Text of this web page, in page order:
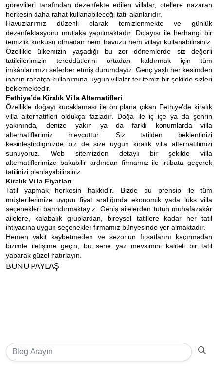
görevlileri tarafından dezenfekte edilen villalar, otellere nazaran
herkesin daha rahat kullanabileceği tatil alanlarıdır.
Havuzlarımız düzenli olarak temizlenmekte ve günlük
dezenfektasyonu mutlaka yapılmaktadır. Dolayısı ile herhangi bir
temizlik korkusu olmadan hem havuzu hem villayı kullanabilirsiniz.
Özellikle ülkemizin yaşadığı bu zor dönemlerde siz değerli
tatilcilerimizin tereddütlerini ortadan kaldırmak için tüm
imkânlarımızı seferber etmiş durumdayız. Genç yaşlı her kesimden
inanın rahatça kullanımına uygun villalar ter temiz bir şekilde sizleri
beklemektedir.
Fethiye’de Kiralık Villa Alternatifleri
Özellikle doğayı kucaklaması ile ön plana çıkan Fethiye’de kiralık
villa alternatifleri oldukça fazladır. Doğa ile iç içe ya da şehrin
yakınında, denize yakın ya da farklı konumlarda villa
alternatiflerimiz mevcuttur. Siz tatilden beklentinizi
kesinleştirdiğinizde biz de size uygun kiralık villa alternatifimizi
sunuyoruz. Web sitemizden detaylı bir şekilde villa
alternatiflerimize bakabilir ardından firmamız ile irtibata geçerek
tatilinizi planlayabilirsiniz.
Kiralık Villa Fiyatları
Tatil yapmak herkesin hakkıdır. Bizde bu prensip ile tüm
müşterilerimize uygun fiyat aralığında ekonomik yada lüks villa
seçenekleri barındırmaktayız. Geniş ailelerden tutun muhafazakâr
ailelere, kalabalık gruplardan, bireysel tatillere kadar her tatil
ihtiyacına uygun seçenekler firmamız bünyesinde yer almaktadır.
Hemen vakit kaybetmeden ve sezonun fırsatlarını kaçırmadan
bizimle iletişime geçin, bu sene yaz mevsimini kaliteli bir tatil
yaparak güzel hatırlayın.
BUNU PAYLAŞ